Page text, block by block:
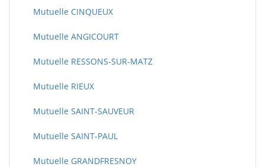
Mutuelle CINQUEUX
Mutuelle ANGICOURT
Mutuelle RESSONS-SUR-MATZ
Mutuelle RIEUX
Mutuelle SAINT-SAUVEUR
Mutuelle SAINT-PAUL
Mutuelle GRANDFRESNOY